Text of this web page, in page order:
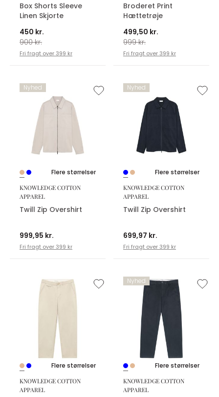
Box Shorts Sleeve
Linen Skjorte
450 kr.
900 kr.
Fri fragt over 399 kr
Broderet Print
Hættetrøje
499,50 kr.
999 kr.
Fri fragt over 399 kr
Nyhed
Flere størrelser
KNOWLEDGE COTTON
APPAREL
Twill Zip Overshirt
999,95 kr.
Fri fragt over 399 kr
Nyhed
Flere størrelser
KNOWLEDGE COTTON
APPAREL
Twill Zip Overshirt
699,97 kr.
Fri fragt over 399 kr
Flere størrelser
KNOWLEDGE COTTON
APPAREL
Nyhed
Flere størrelser
KNOWLEDGE COTTON
APPAREL